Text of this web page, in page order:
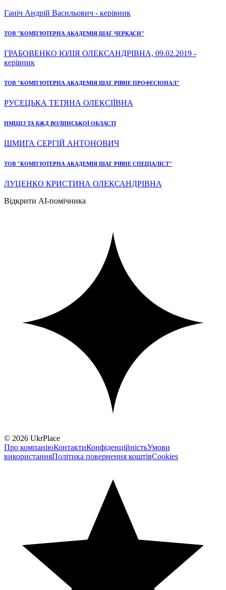
Ганіч Андрій Васильович - керівник
ТОВ "КОМП'ЮТЕРНА АКАДЕМІЯ ШАГ ЧЕРКАСИ"
ГРАБОВЕНКО ЮЛІЯ ОЛЕКСАНДРІВНА, 09.02.2019 -
керівник
ТОВ "КОМП'ЮТЕРНА АКАДЕМІЯ ШАГ РІВНЕ ПРОФЕСІОНАЛ"
РУСЕЦЬКА ТЕТЯНА ОЛЕКСІЇВНА
НМЦЦЗ ТА БЖД ВОЛИНСЬКОЇ ОБЛАСТІ
ШМИГА СЕРГІЙ АНТОНОВИЧ
ТОВ "КОМП'ЮТЕРНА АКАДЕМІЯ ШАГ РІВНЕ СПЕЦІАЛІСТ"
ЛУЦЕНКО КРИСТИНА ОЛЕКСАНДРІВНА
Відкрити AI-помічника
© 2026 UkrPlace
Про компаніюКонтактиКонфіденційністьУмови
використанняПолітика повернення коштівCookies